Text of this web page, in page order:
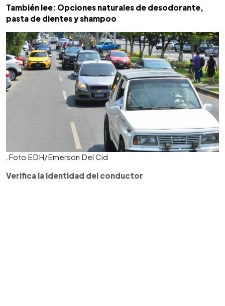
También lee: Opciones naturales de desodorante,
pasta de dientes y shampoo
.Foto EDH/Emerson Del Cid
Verifica la identidad del conductor